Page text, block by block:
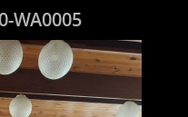
WA0005